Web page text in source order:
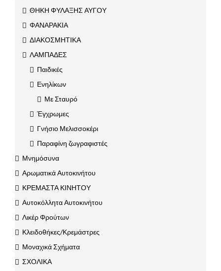
ΘΗΚΗ ΦΥΛΑΞΗΣ ΑΥΓΟΥ
ΦΑΝΑΡΑΚΙΑ
ΔΙΑΚΟΣΜΗΤΙΚΑ
ΛΑΜΠΑΔΕΣ
Παιδικές
Ενηλίκων
Με Σταυρό
Έγχρωμες
Γνήσιο Μελισσοκέρι
Παραφίνη ζωγραφιστές
Μνημόσυνα
Αρωματικά Αυτοκινήτου
ΚΡΕΜΑΣΤΑ ΚΙΝΗΤΟΥ
Αυτοκόλλητα Αυτοκινήτου
Λικέρ Φρούτων
Κλειδοθήκες/Κρεμάστρες
Μοναχικά Σχήματα
ΣΧΟΛΙΚΑ